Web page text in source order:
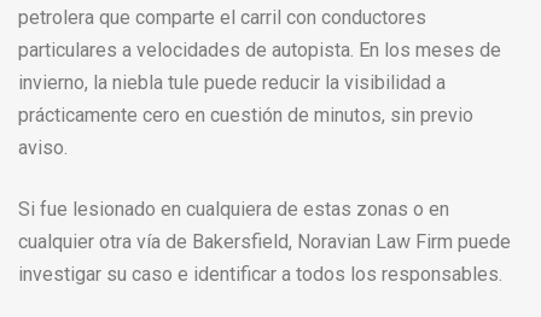
petrolera que comparte el carril con conductores
particulares a velocidades de autopista. En los meses de
invierno, la niebla tule puede reducir la visibilidad a
prácticamente cero en cuestión de minutos, sin previo
aviso.
Si fue lesionado en cualquiera de estas zonas o en
cualquier otra vía de Bakersfield, Noravian Law Firm puede
investigar su caso e identificar a todos los responsables.